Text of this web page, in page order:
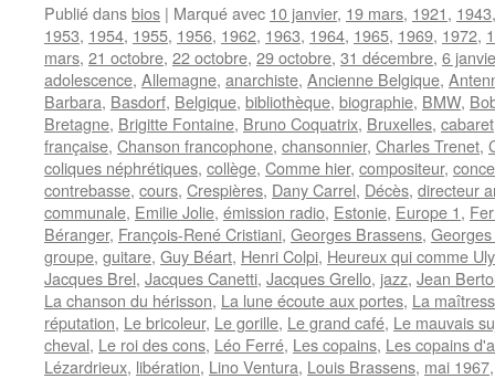
Publié dansbios | Marqué avec 10 janvier, 19 mars, 1921, 1943
1953, 1954, 1955, 1956, 1962, 1963, 1964, 1965, 1969, 1972,
mars, 21 octobre, 22 octobre, 29 octobre, 31 décembre, 6
adolescence, Allemagne, anarchiste, Ancienne Belgique,
Barbara, Basdorf, Belgique, bibliothèque, biographie, BMW,
Bretagne, Brigitte Fontaine, Bruno Coquatrix, Bruxelles, cabaret
française, Chanson francophone, chansonnier, Charles Trenet,
coliques néphrétiques, collège, Comme hier, compositeur,
contrebasse, cours, Crespières, Dany Carrel, Décès, directeur
communale, Emilie Jolie, émission radio, Estonie, Europe 1,
Béranger, François-René Cristiani, Georges Brassens,
groupe, guitare, Guy Béart, Henri Colpi, Heureux qui comme
Jacques Brel, Jacques Canetti, Jacques Grello, jazz, Jean
La chanson du hérisson, La lune écoute aux portes, La
réputation, Le bricoleur, Le gorille, Le grand café, Le mauvais
cheval, Le roi des cons, Léo Ferré, Les copains, Les copains
Lézardrieux, libération, Lino Ventura, Louis Brassens, mai 1967